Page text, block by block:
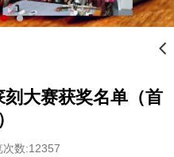
󰊒
大赛获奖名单（首
数:12357